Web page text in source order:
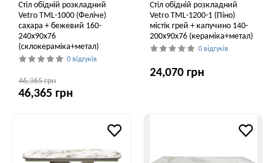
Стіл обідній розкладний
Vetro ТМL-1000 (Феліче)
сахара + бежевий 160-
240x90x76
(склокераміка+метал)
0 відгуків
46,365 грн
46,365 грн
Стіл обідній розкладний
Vetro TML-1200-1 (Піно)
містік грей + капучино 140-
200x90x76 (кераміка+метал)
0 відгуків
24,070 грн